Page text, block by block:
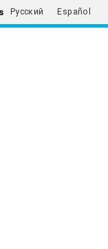
Русский Español